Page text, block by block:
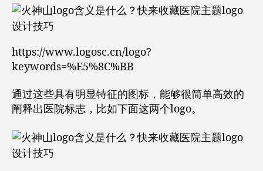
https://www.logosc.cn/logo?
keywords=%E5%8C%BB
通过这些具有明显特征的图标，能够很简单高效的
阐释出医院标志，比如下面这两个logo。